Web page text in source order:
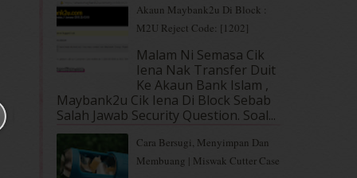
Akaun Maybank2u Di Block :
M2U Reject Code: [1202]
Malam Ni Semasa Cik
Iena Nak Transfer Duit
Ke Akaun Bank Islam ,
Maybank2u Cik Iena Di Block Sebab
Salah Jawab Security Question. Soal...
Cara Bersugi, Menyimpan Dan
Membuang | Miswak Cutter Case